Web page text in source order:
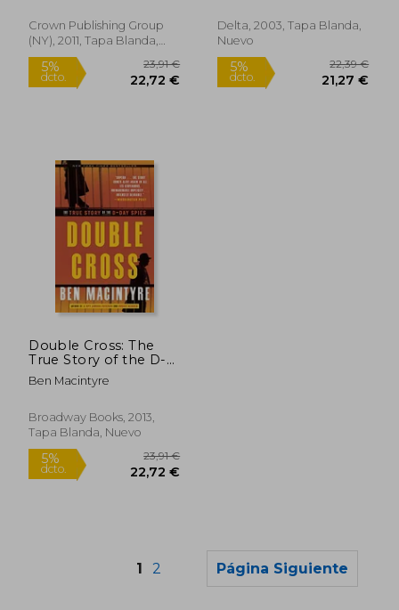
dcto. 22,72 €
an Allied Victor (en
Inglés)
Crown Publishing Group
(NY), 2011, Tapa Blanda,
Nuevo
Delta, 2003, Tapa Blanda,
Nuevo
Double Cross: The
True Story of the D-
Day Spies (en Inglés)
Ben Macintyre
Broadway Books, 2013,
Tapa Blanda, Nuevo
1 2 Página Siguiente